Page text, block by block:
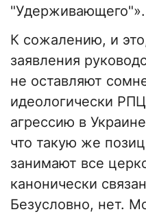
"Удерживающего"».
К сожалению, и
заявления
не оставляют
идеологически
агрессию в
что такую же
занимают все
канонически
Безусловно, нет.